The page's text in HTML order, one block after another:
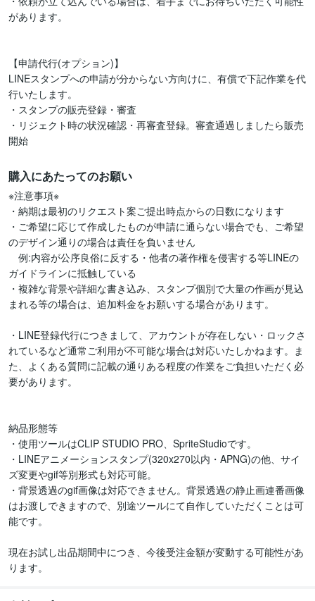
があります。
【申請代行(オプション)】
LINEスタンプへの申請が分からない方向けに、有償で下記作業を代
行いたします。
・スタンプの販売登録・審査
・リジェクト時の状況確認・再審査登録。審査通過しましたら販売
開始
購入にあたってのお願い
※注意事項※
・納期は最初のリクエスト案ご提出時点からの日数になります
・ご希望に応じて作成したものが申請に通らない場合でも、ご希望
のデザイン通りの場合は責任を負いません
例:内容が公序良俗に反する・他者の著作権を侵害する等LINEの
ガイドラインに抵触している
・複雑な背景や詳細な書き込み、スタンプ個別で大量の作画が見込
まれる等の場合は、追加料金をお願いする場合があります。
・LINE登録代行につきまして、アカウントが存在しない・ロックさ
れているなど通常ご利用が不可能な場合は対応いたしかねます。ま
た、よくある質問に記載の通りある程度の作業をご負担いただく必
要があります。
納品形態等
・使用ツールはCLIP STUDIO PRO、SpriteStudioです。
・LINEアニメーションスタンプ(320x270以内・APNG)の他、サイ
ズ変更やgif等別形式も対応可能。
・背景透過のgif画像は対応できません。背景透過の静止画連番画像
はお渡しできますので、別途ツールにて自作していただくことは可
能です。
現在お試し出品期間中につき、今後受注金額が変動する可能性があ